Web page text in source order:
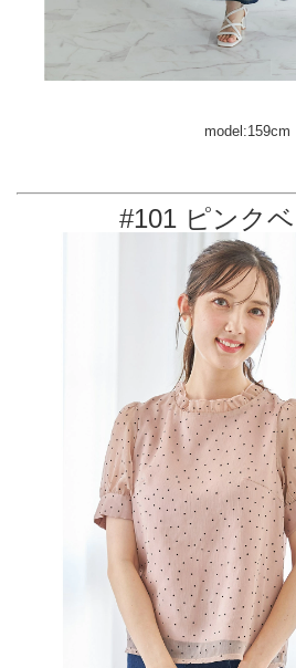
model:159cm
#101 ピンク